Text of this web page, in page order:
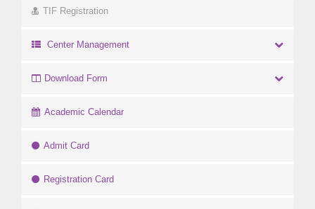
TIF Registration
Center Management
Download Form
Academic Calendar
Admit Card
Registration Card